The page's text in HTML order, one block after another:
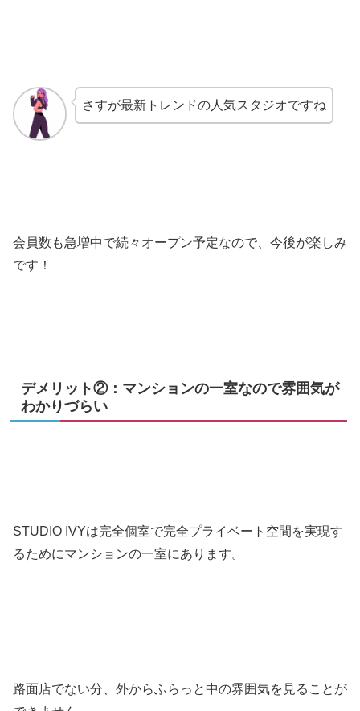
さすが最新トレンドの人気スタジオですね
会員数も急増中で続々オープン予定なので、今後が楽しみ
です！
デメリット②：マンションの一室なので雰囲気が
わかりづらい
STUDIO IVYは完全個室で完全プライベート空間を実現す
るためにマンションの一室にあります。
路面店でない分、外からふらっと中の雰囲気を見ることが